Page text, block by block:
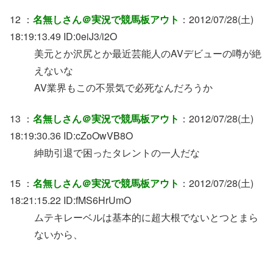
12 ： 名無しさん＠実況で競馬板アウト ：2012/07/28(土)
18:19:13.49 ID:0eiJ3/i2O
美元とか沢尻とか最近芸能人のAVデビューの噂が絶
えないな
AV業界もこの不景気で必死なんだろうか
13 ： 名無しさん＠実況で競馬板アウト ：2012/07/28(土)
18:19:30.36 ID:cZoOwVB8O
紳助引退で困ったタレントの一人だな
15 ： 名無しさん＠実況で競馬板アウト ：2012/07/28(土)
18:21:15.22 ID:fMS6HrUmO
ムテキレーベルは基本的に超大根でないとつとまら
ないから、